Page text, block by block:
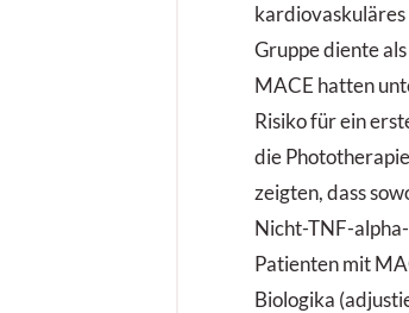
Gruppe diente
MACE hatten
Risiko für ein
die
zeigten, dass
Nicht-TNF-
Patienten mit
Biologika